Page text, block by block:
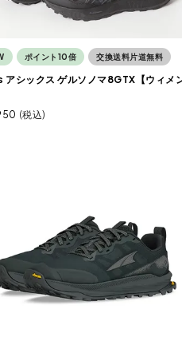
ポイント10倍 交換送料片道無料
アシックス ゲルソノマ8GTX【ウィメ
税込